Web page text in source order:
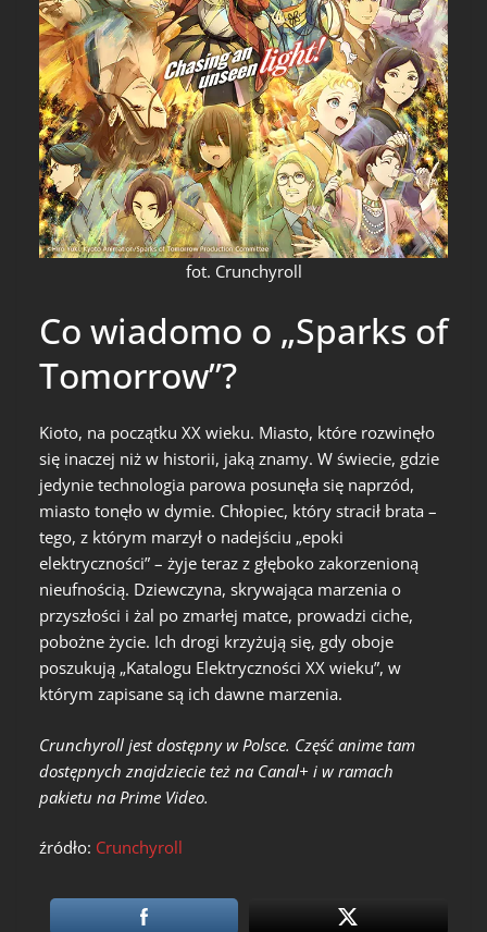
fot. Crunchyroll
Co wiadomo o „Sparks of
Tomorrow”?
Kioto, na początku XX wieku. Miasto, które rozwinęło
się inaczej niż w historii, jaką znamy. W świecie, gdzie
jedynie technologia parowa posunęła się naprzód,
miasto tonęło w dymie. Chłopiec, który stracił brata –
tego, z którym marzył o nadejściu „epoki
elektryczności” – żyje teraz z głęboko zakorzenioną
nieufnością. Dziewczyna, skrywająca marzenia o
przyszłości i żal po zmarłej matce, prowadzi ciche,
pobożne życie. Ich drogi krzyżują się, gdy oboje
poszukują „Katalogu Elektryczności XX wieku”, w
którym zapisane są ich dawne marzenia.
Crunchyroll jest dostępny w Polsce. Część anime tam
dostępnych znajdziecie też na Canal+ i w ramach
pakietu na Prime Video.
źródło: Crunchyroll